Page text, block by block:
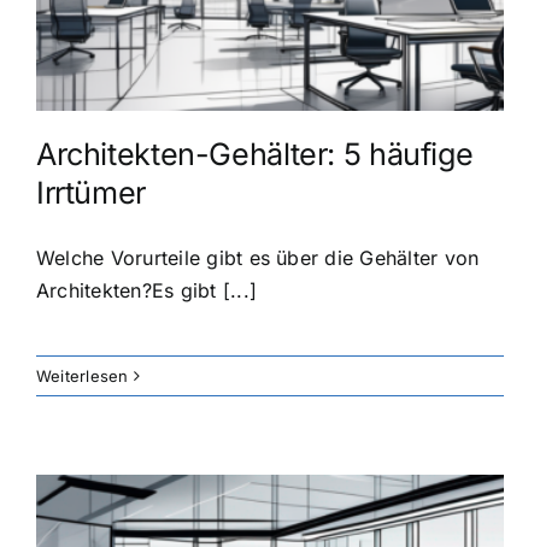
Architekten-Gehälter: 5 häufige
Irrtümer
Welche Vorurteile gibt es über die Gehälter von
Architekten?Es gibt [...]
Weiterlesen